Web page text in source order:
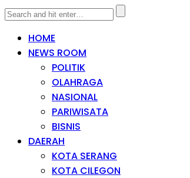
HOME
NEWS ROOM
POLITIK
OLAHRAGA
NASIONAL
PARIWISATA
BISNIS
DAERAH
KOTA SERANG
KOTA CILEGON